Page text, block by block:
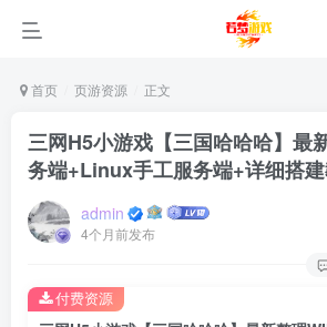
首页 页游资源 正文
三网H5小游戏【三国哈哈哈】最
务端+Linux手工服务端+详细搭
admin
4个月前发布
付费资源